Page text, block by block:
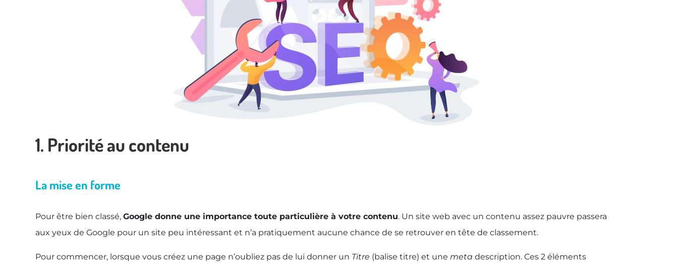
1. Priorité au contenu
La mise en forme
Pour être bien classé, Google donne une importance toute particulière à votre contenu. Un site web avec un contenu assez pauvre passera
aux yeux de Google pour un site peu intéressant et n’a pratiquement aucune chance de se retrouver en tête de classement.
Pour commencer, lorsque vous créez une page n’oubliez pas de lui donner un Titre (balise titre) et une meta description. Ces 2 éléments